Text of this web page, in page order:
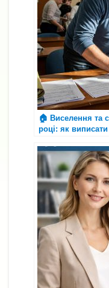
🏠 Виселення та
році: як